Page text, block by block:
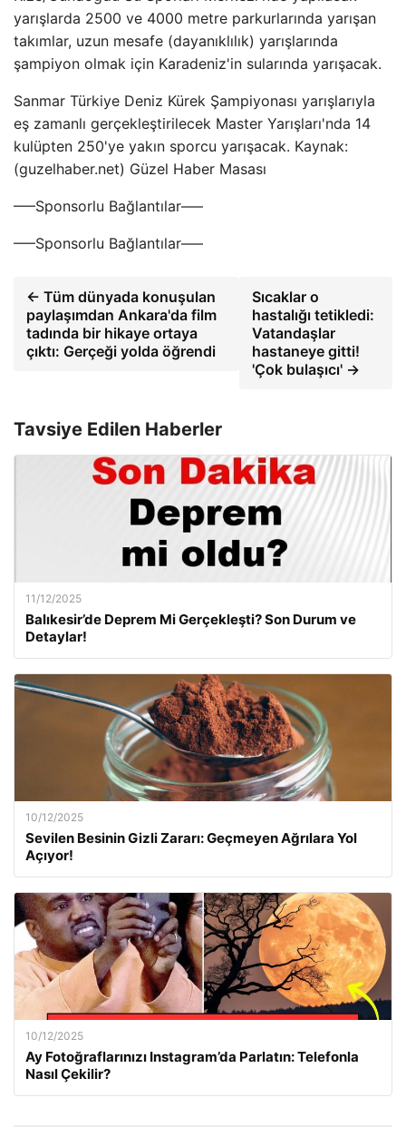
yarışlarda 2500 ve 4000 metre parkurlarında yarışan
takımlar, uzun mesafe (dayanıklılık) yarışlarında
şampiyon olmak için Karadeniz'in sularında yarışacak.
Sanmar Türkiye Deniz Kürek Şampiyonası yarışlarıyla
eş zamanlı gerçekleştirilecek Master Yarışları'nda 14
kulüpten 250'ye yakın sporcu yarışacak. Kaynak:
(guzelhaber.net) Güzel Haber Masası
—–Sponsorlu Bağlantılar—–
—–Sponsorlu Bağlantılar—–
← Tüm dünyada konuşulan
paylaşımdan Ankara'da film
tadında bir hikaye ortaya
çıktı: Gerçeği yolda öğrendi
Sıcaklar o
hastalığı tetikledi:
Vatandaşlar
hastaneye gitti!
'Çok bulaşıcı' →
Tavsiye Edilen Haberler
11/12/2025
Balıkesir’de Deprem Mi Gerçekleşti? Son Durum ve
Detaylar!
10/12/2025
Sevilen Besinin Gizli Zararı: Geçmeyen Ağrılara Yol
Açıyor!
10/12/2025
Ay Fotoğraflarınızı Instagram’da Parlatın: Telefonla
Nasıl Çekilir?